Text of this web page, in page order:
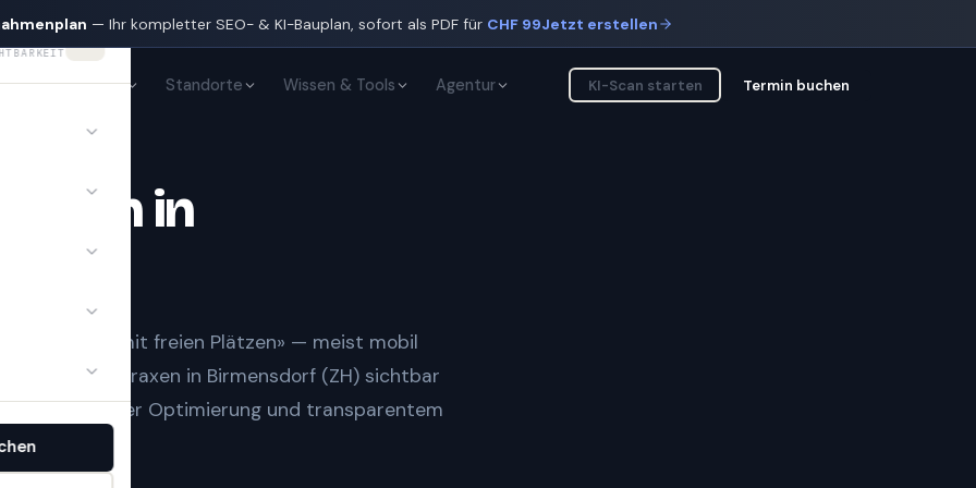
— Ihr kompletter SEO- & KI-Bauplan, sofort als PDF für CHF 99Jetzt erstellen
KI-Sichtbarkeit Standorte Wissen & Tools Agentur KI-Scan starten Termin buchen
in
und «Arzt mit freien Plätzen» — meist mobil
Ärzte & Praxen in Birmensdorf (ZH) sichtbar
lokaler Optimierung und transparentem